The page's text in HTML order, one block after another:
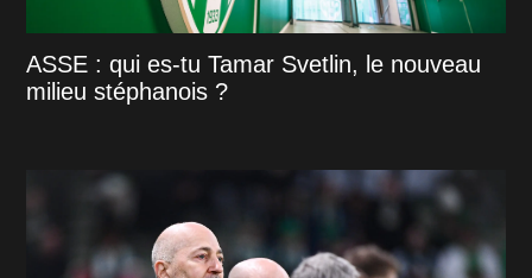
ASSE : qui es-tu Tamar Svetlin, le nouveau
milieu stéphanois ?